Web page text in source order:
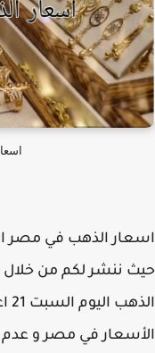
اسعار
ننشر لكم من خلال
في مصر و عدم